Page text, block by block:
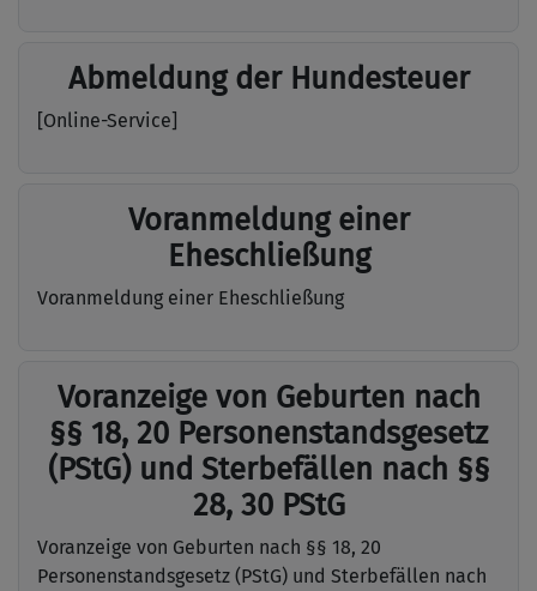
Abmeldung der Hundesteuer
[Online-Service]
Voranmeldung einer
Eheschließung
Voranmeldung einer Eheschließung
Voranzeige von Geburten nach
§§ 18, 20 Personenstandsgesetz
(PStG) und Sterbefällen nach §§
28, 30 PStG
Voranzeige von Geburten nach §§ 18, 20
Personenstandsgesetz (PStG) und Sterbefällen nach